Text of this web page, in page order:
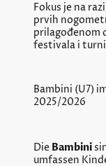
Fokus je na
prvih
prilagođenom
festivala i
Bambini (U7)
2025/2026
Die Bambini
umfassen